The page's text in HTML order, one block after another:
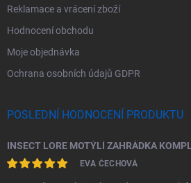
Reklamace a vrácení zboží
Hodnocení obchodu
Moje objednávka
Ochrana osobních údajů GDPR
POSLEDNÍ HODNOCENÍ PRODUKTU
EVA ČECHOVÁ